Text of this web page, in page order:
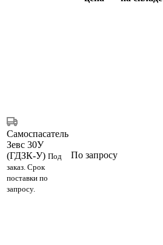
Самоспасатель
Зевс 30У
(ГДЗК-У) Под
заказ. Срок
поставки по
запросу.
По запросу